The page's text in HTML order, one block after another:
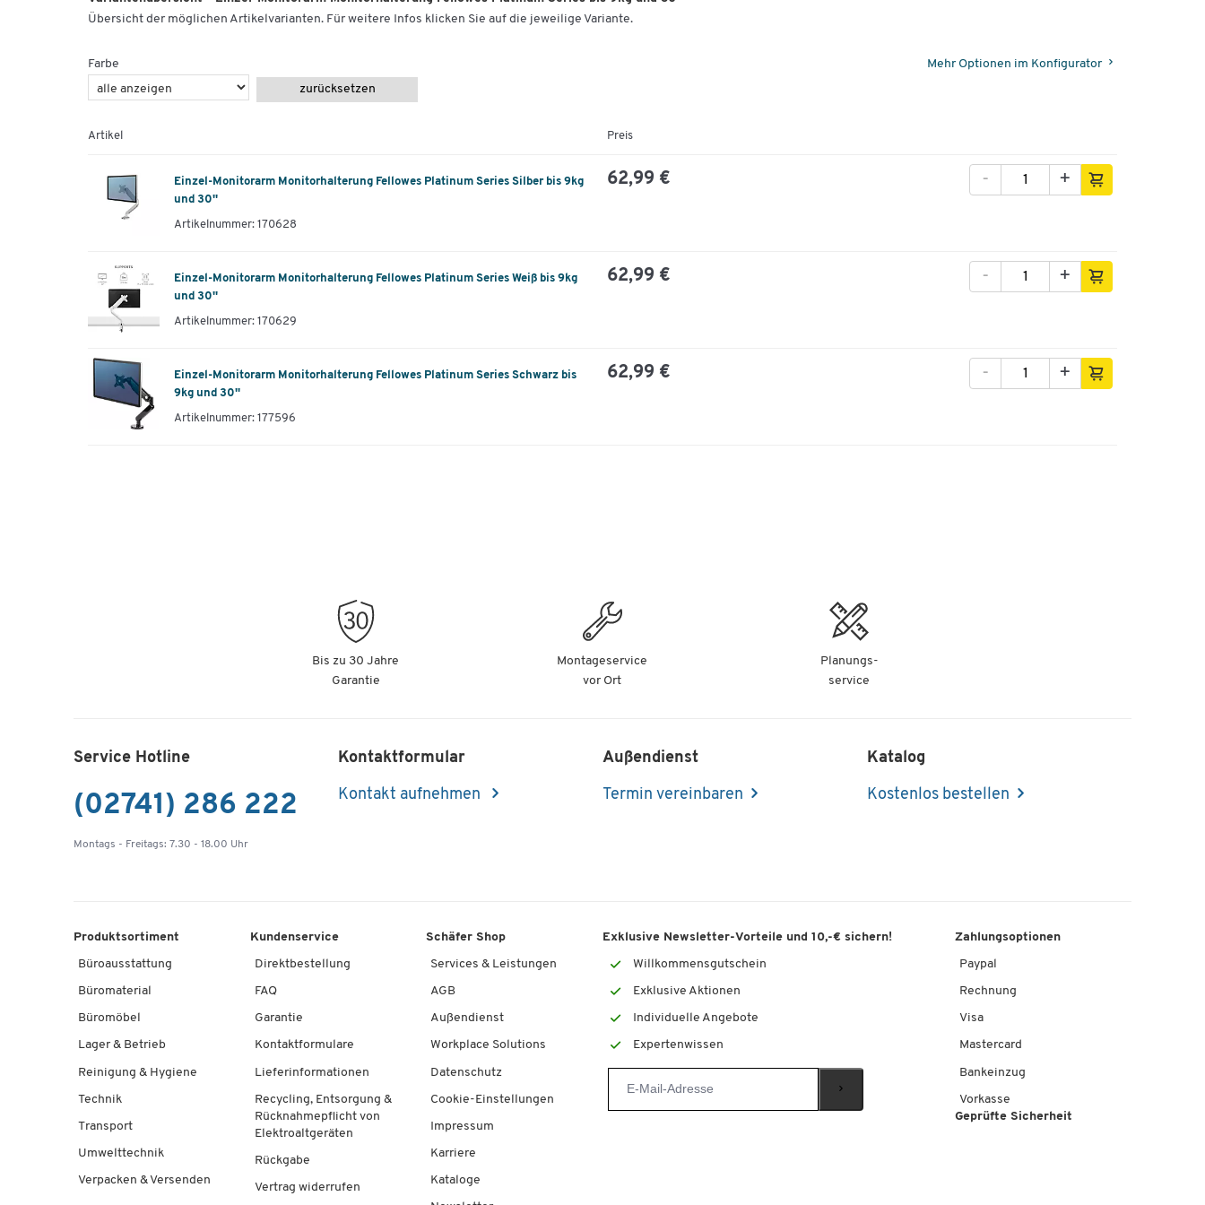
Übersicht der möglichen Artikelvarianten. Für weitere Infos klicken Sie auf die jeweilige Variante.
Farbe
zurücksetzen
Mehr Optionen im Konfigurator
Artikel Preis
Einzel-Monitorarm Monitorhalterung Fellowes Platinum Series Silber bis 9kg
und 30''
Artikelnummer: 170628
62,99 € +
-
Einzel-Monitorarm Monitorhalterung Fellowes Platinum Series Weiß bis 9kg
und 30''
Artikelnummer: 170629
62,99 € +
-
Einzel-Monitorarm Monitorhalterung Fellowes Platinum Series Schwarz bis
9kg und 30''
Artikelnummer: 177596
62,99 € +
-
Bis zu 30 Jahre
Garantie
Montageservice
vor Ort
Planungs-
service
Service Hotline
(02741) 286 222
Montags - Freitags: 7.30 - 18.00 Uhr
Kontaktformular
Kontakt aufnehmen
Außendienst
Termin vereinbaren
Katalog
Kostenlos bestellen
Produktsortiment
Büroausstattung
Büromaterial
Büromöbel
Lager & Betrieb
Reinigung & Hygiene
Technik
Transport
Umwelttechnik
Verpacken & Versenden
Kundenservice
Direktbestellung
FAQ
Garantie
Kontaktformulare
Lieferinformationen
Recycling, Entsorgung &
Rücknahmepflicht von
Elektroaltgeräten
Rückgabe
Vertrag widerrufen
Schäfer Shop
Services & Leistungen
AGB
Außendienst
Workplace Solutions
Datenschutz
Cookie-Einstellungen
Impressum
Karriere
Kataloge
Exklusive Newsletter-Vorteile und 10,-€ sichern!
Willkommensgutschein
Exklusive Aktionen
Individuelle Angebote
Expertenwissen
Zahlungsoptionen
Paypal
Rechnung
Visa
Mastercard
Bankeinzug
Vorkasse
Geprüfte Sicherheit